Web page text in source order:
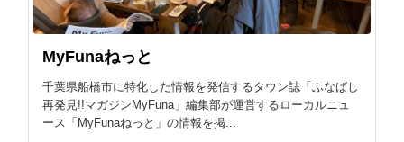
MyFunaねっと
千葉県船橋市に特化した情報を発信するタウン誌「ふなばし
再発見!!マガジンMyFuna」編集部が運営するローカルニュ
ース「MyFunaねっと」の情報を掲...